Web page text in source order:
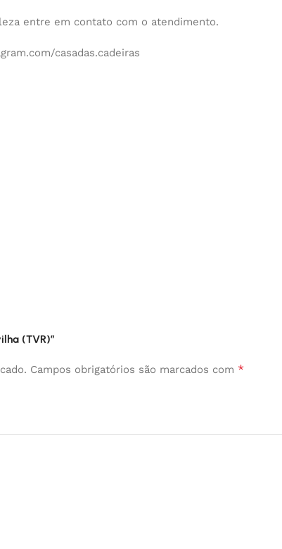
entre em contato com o atendimento.
casadas.cadeiras
(TVR)”
Campos obrigatórios são marcados com *